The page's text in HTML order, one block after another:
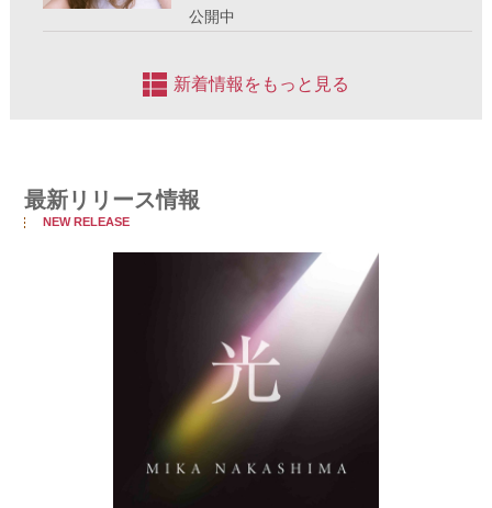
公開中
新着情報をもっと見る
最新リリース情報
NEW RELEASE